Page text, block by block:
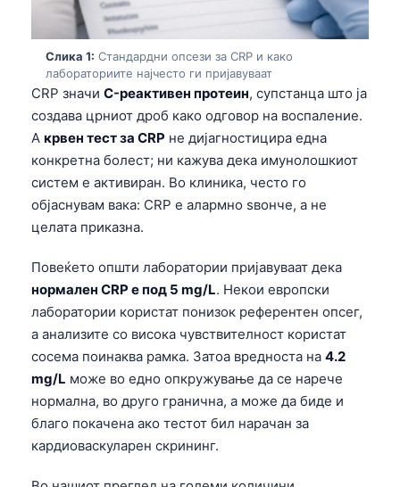
Слика 1: Стандардни опсези за CRP и како
лабораториите најчесто ги пријавуваат
CRP значи C-реактивен протеин, супстанца што ја
создава црниот дроб како одговор на воспаление.
A крвен тест за CRP не дијагностицира една
конкретна болест; ни кажува дека имунолошкиот
систем е активиран. Во клиника, често го
објаснувам вака: CRP е алармно ѕвонче, а не
целата приказна.
Повеќето општи лаборатории пријавуваат дека
нормален CRP е под 5 mg/L. Некои европски
лаборатории користат понизок референтен опсег,
а анализите со висока чувствителност користат
сосема поинаква рамка. Затоа вредноста на 4.2
mg/L може во едно опкружување да се нарече
нормална, во друго гранична, а може да биде и
благо покачена ако тестот бил нарачан за
кардиоваскуларен скрининг.